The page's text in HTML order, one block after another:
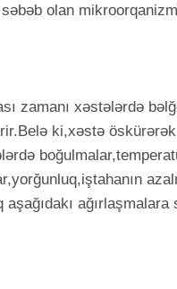
olan
zamanı xəstələrdə
ki,xəstə öskürərək
ağırlaşmalara